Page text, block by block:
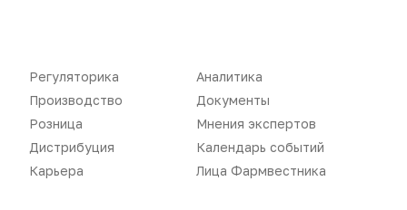
Карьера
Аналитика
Документы
Бизнес
Оформить подписку
Архив номеров
Реклама в газете
Реклама на сайте
Регуляторика
Производство
Розница
Дистрибуция
Карьера
Аналитика
Документы
Мнения экспертов
Календарь событий
Лица Фармвестника